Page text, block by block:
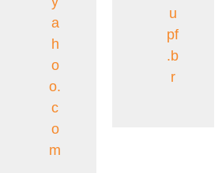
a
h
o
o.
c
o
m
u
pf
.b
r